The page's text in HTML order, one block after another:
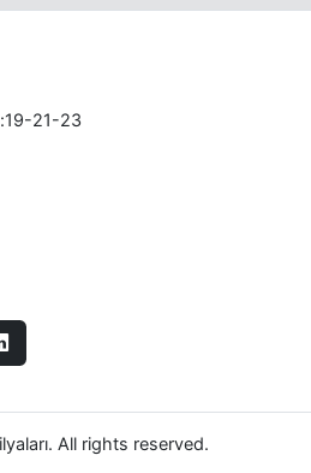
21-23
All rights reserved.